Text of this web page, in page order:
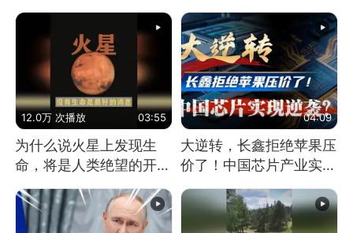
12.0万 次播放 03:55
为什么说火星上发现生
命，将是人类绝望的开
始？
04:09
大逆转，长鑫拒绝苹果压
价了！中国芯片产业实现
怎样的逆袭？